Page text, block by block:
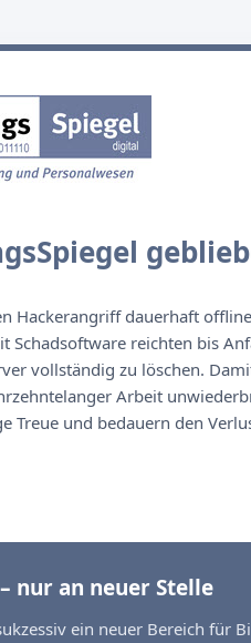
Hackerangriff dauerhaft
reichten bis
vollständig zu löschen.
Arbeit
Treue und bedauern den
nur an neuer Stelle
ein neuer Bereich für